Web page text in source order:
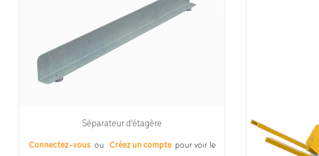
Séparateur d’étagère
Connectez-vous ou Créez un compte pour voir le